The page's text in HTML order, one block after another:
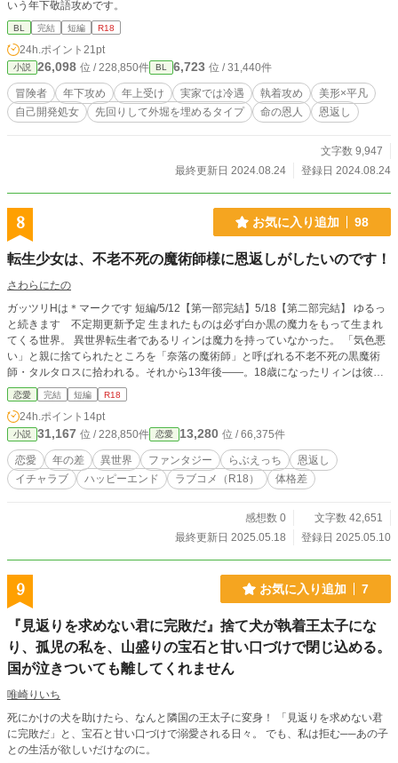
いう年下敬語攻めです。
BL 完結 短編 R18
24h.ポイント 21pt
小説 26,098 位 / 228,850件 BL 6,723 位 / 31,440件
冒険者 年下攻め 年上受け 実家では冷遇 執着攻め
美形×平凡
自己開発処女
先回りして外堀を埋めるタイプ 命の恩人 恩返し
文字数 9,947
最終更新日 2024.08.24
登録日 2024.08.24
8 お気に入り追加 98
転生少女は、不老不死の魔術師様に恩返しがしたいのです！
さわらにたの
ガッツリHは＊マークです 短編/5/12【第一部完結】5/18【第二部完結】 ゆるっ
と続きます 不定期更新予定 生まれたものは必ず白か黒の魔力をもって生まれ
てくる世界。 異世界転生者であるリィンは魔力を持っていなかった。 「気色悪
い」と親に捨てられたところを「奈落の魔術師」と呼ばれる不老不死の黒魔術
師・タルタロスに拾われる。それから13年後――。18歳になったリィンは彼へ
の「恩返し」を提案するも鼻で笑われてしまう。そんなある日、体調が悪くなる
リィン。魔力不足が原因と判断したタルタロスから魔力をもらうことになり――
から始まるハピエンエッチ話。 双方視点で進んでいきます。 世界設定は自作
「魔力飽和な白魔女～」「魔力なしの転生少女～」「0日婚の白魔女皇后～」と
同じ世界線です
恋愛 完結 短編 R18
24h.ポイント 14pt
小説 31,167 位 / 228,850件 恋愛 13,280 位 / 66,375件
恋愛 年の差 異世界 ファンタジー らぶえっち
恩返し
イチャラブ
ハッピーエンド ラブコメ（R18） 体格差
感想数 0
文字数 42,651
最終更新日 2025.05.18
登録日 2025.05.10
9 お気に入り追加 7
『見返りを求めない君に完敗だ』捨て犬が執着王太子にな
り、孤児の私を、山盛りの宝石と甘い口づけで閉じ込める。
国が泣きついても離してくれません
唯崎りいち
死にかけの犬を助けたら、なんと隣国の王太子に変身！ 「見返りを求めない君
に完敗だ」と、宝石と甘い口づけで溺愛される日々。 でも、私は拒む──あの子
との生活が欲しいだけなのに。